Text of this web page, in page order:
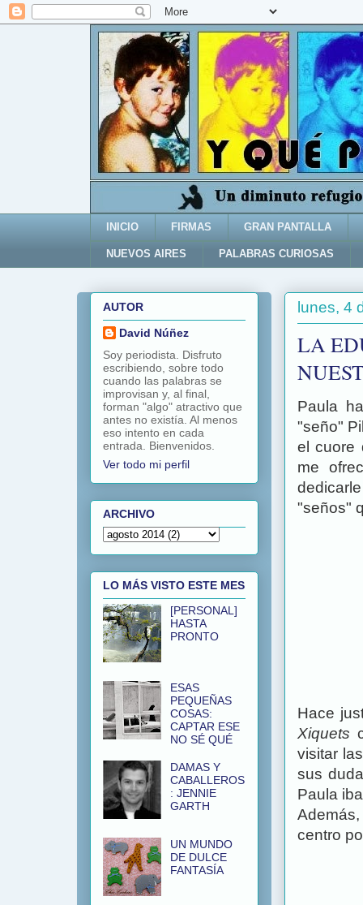
INICIO FIRMAS GRAN PANTALLA
NUEVOS AIRES PALABRAS CURIOSAS
lunes, 4
LA
Paula
"seño"
el cuore
me
"seños"
Hace
Xiquets
visitar
sus
Paula
centro
AUTOR
David Núñez
Soy periodista. Disfruto
escribiendo, sobre todo
cuando las palabras se
improvisan y, al final,
forman "algo" atractivo que
antes no existía. Al menos
eso intento en cada
entrada. Bienvenidos.
Ver todo mi perfil
ARCHIVO
LO MÁS VISTO ESTE MES
[PERSONAL]
HASTA
PRONTO
ESAS
PEQUEÑAS
COSAS:
CAPTAR ESE
NO SÉ QUÉ
DAMAS Y
CABALLEROS
: JENNIE
GARTH
UN MUNDO
DE DULCE
FANTASÍA